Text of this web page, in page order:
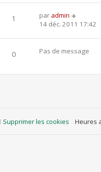
1 par admin
14 déc. 2011 17:42
0 Pas de message
Heures
Supprimer les cookies